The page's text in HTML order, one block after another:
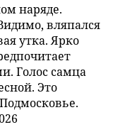
наряде.
вляпался
утка. Ярко
Голос самца
Это